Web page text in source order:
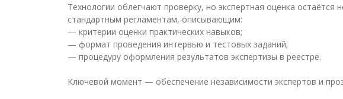
Технологии облегчают проверку, но экспертная оценка
стандартным регламентам, описывающим:
— критерии оценки практических навыков;
— формат проведения интервью и тестовых заданий;
— процедуру оформления результатов экспертизы в реестре.
Ключевой момент — обеспечение независимости экспертов и